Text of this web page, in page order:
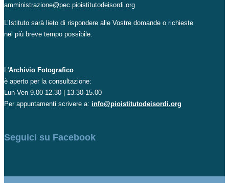
amministrazione@pec.pioistitutodeisordi.org
L’Istituto sarà lieto di rispondere alle Vostre domande o richieste
nel più breve tempo possibile.
L'Archivio Fotografico
è aperto per la consultazione:
Lun-Ven 9.00-12.30 | 13.30-15.00
Per appuntamenti scrivere a: info@pioistitutodeisordi.org
Seguici su Facebook